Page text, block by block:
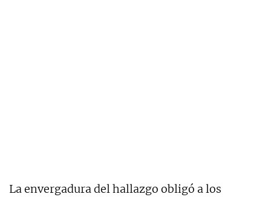
La envergadura del hallazgo obligó a los